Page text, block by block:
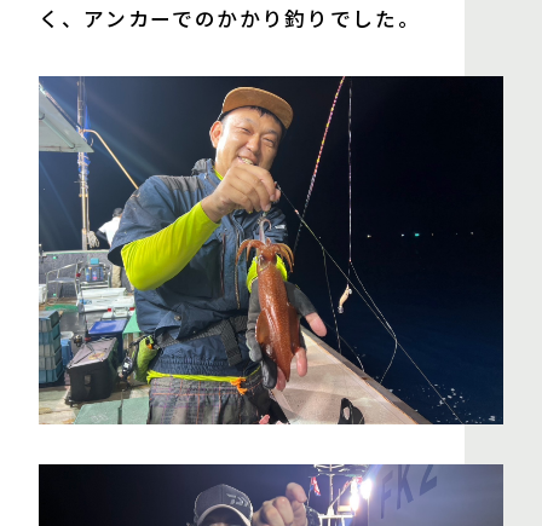
く、アンカーでのかかり釣りでした。